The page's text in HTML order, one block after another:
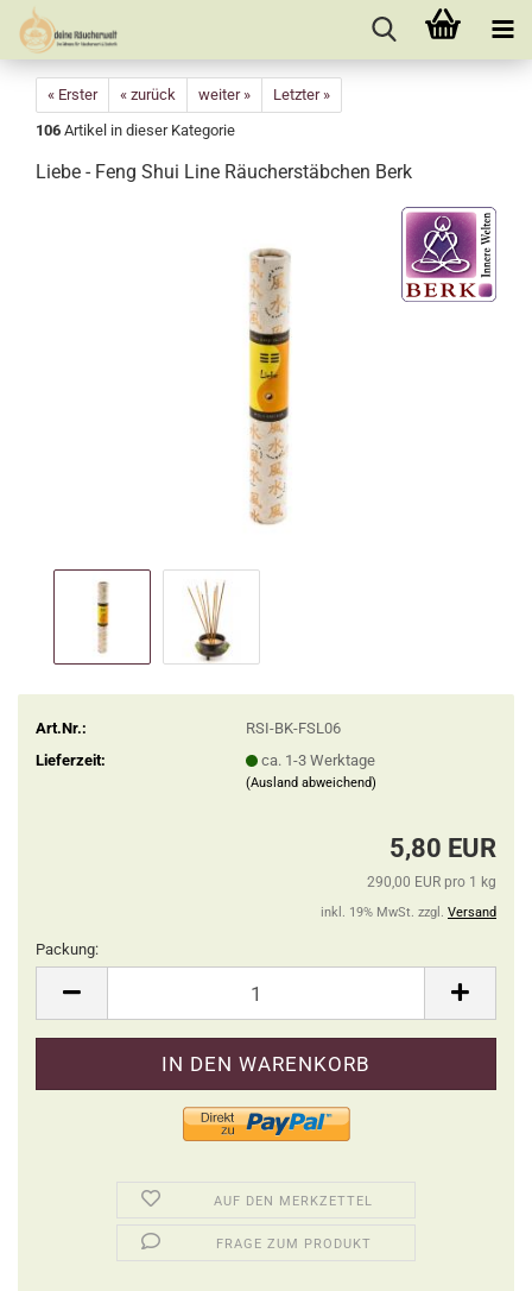
« Erster « zurück weiter »
Letzter »
106 Artikel in dieser Kategorie
Liebe - Feng Shui Line Räucherstäbchen Berk
Art.Nr.:
RSI-BK-FSL06
Lieferzeit:
ca. 1-3 Werktage
(Ausland abweichend)
5,80 EUR
290,00 EUR pro 1 kg
inkl. 19% MwSt. zzgl. Versand
Packung:
AUF DEN MERKZETTEL
FRAGE ZUM PRODUKT